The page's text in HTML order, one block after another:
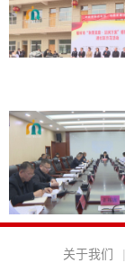
关于我们 |